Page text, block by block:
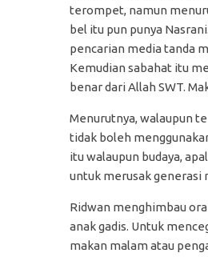
terompet, namun
bel itu pun punya
pencarian media tanda
Kemudian sabahat itu
benar dari Allah SWT.
Menurutnya, walaupun
tidak boleh
itu walaupun budaya,
untuk merusak generasi
Ridwan menghimbau
anak gadis. Untuk
makan malam atau